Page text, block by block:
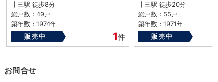
十三駅 徒歩8分
総戸数：49戸
築年数：1974年
販売中
1件
十三駅 徒歩20分
総戸数：55戸
築年数：1971年
販売中
お問合せ